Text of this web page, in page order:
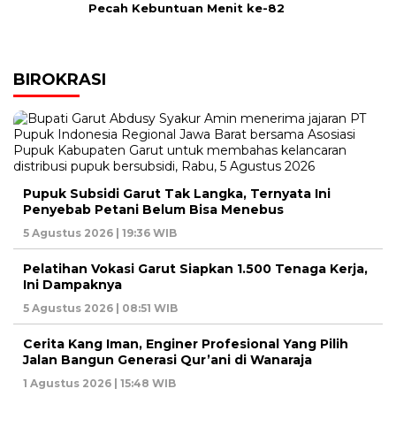
Pecah Kebuntuan Menit ke-82
BIROKRASI
Pupuk Subsidi Garut Tak Langka, Ternyata Ini
Penyebab Petani Belum Bisa Menebus
5 Agustus 2026 | 19:36 WIB
Pelatihan Vokasi Garut Siapkan 1.500 Tenaga Kerja,
Ini Dampaknya
5 Agustus 2026 | 08:51 WIB
Cerita Kang Iman, Enginer Profesional Yang Pilih
Jalan Bangun Generasi Qur’ani di Wanaraja
1 Agustus 2026 | 15:48 WIB